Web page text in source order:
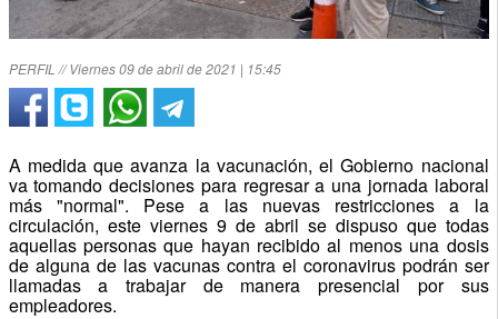
PERFIL // Viernes 09 de abril de 2021 | 15:45
A medida que avanza la vacunación, el Gobierno nacional
va tomando decisiones para regresar a una jornada laboral
más "normal". Pese a las nuevas restricciones a la
circulación, este viernes 9 de abril se dispuso que todas
aquellas personas que hayan recibido al menos una dosis
de alguna de las vacunas contra el coronavirus podrán ser
llamadas a trabajar de manera presencial por sus
empleadores.